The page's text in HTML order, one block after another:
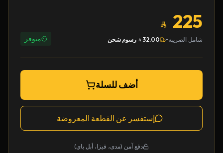
225
شامل الضريبة•
32.00 رسوم شحن متوفر
أضف للسلة
إستفسر عن القطعة المعروضة
دفع آمن (مدى، فيزا، أبل باي)